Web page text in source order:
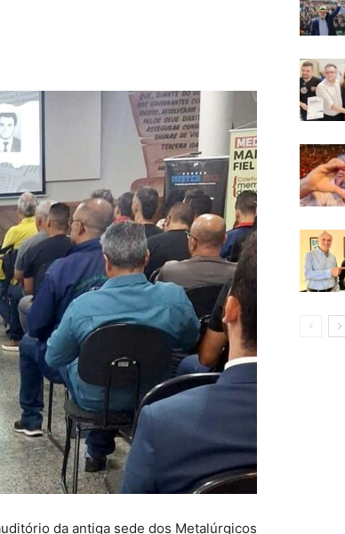
da antiga sede dos Metalúrgicos